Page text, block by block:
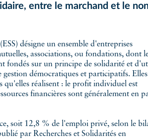
entre le marchand et le
associations, ou fondations, dont
fondés sur un principe de solidarité et
gestion démocratiques et participatifs. Elles
qu'elles réalisent : le profit individuel est
financières sont généralement en
soit 12,8 % de l'emploi privé, selon le
par Recherches et Solidarités en